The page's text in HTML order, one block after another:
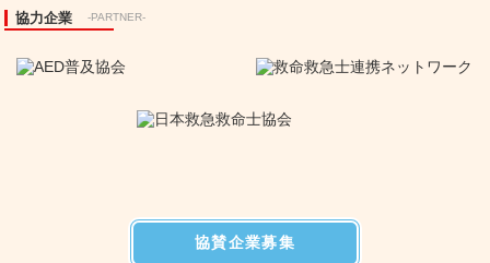
協力企業 -PARTNER-
協賛企業募集